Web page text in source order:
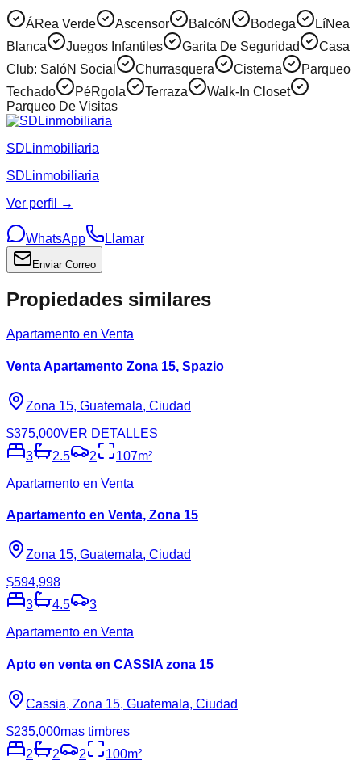
ÁRea Verde Ascensor BalcóN Bodega
LíNea
Blanca
Juegos Infantiles Garita De Seguridad
Casa
Club: SalóN Social
Churrasquera Cisterna
Parqueo
Techado
PéRgola Terraza
Walk-In Closet
Parqueo De Visitas
SDLinmobiliaria
SDLinmobiliaria
Ver perfil →
WhatsApp Llamar
Enviar Correo
Propiedades similares
Apartamento en Venta
Venta Apartamento Zona 15, Spazio
Zona 15, Guatemala, Ciudad
$375,000VER DETALLES
3
2.5 2 107m²
Apartamento en Venta
Apartamento en Venta, Zona 15
Zona 15, Guatemala, Ciudad
$594,998
3
4.5
3
Apartamento en Venta
Apto en venta en CASSIA zona 15
Cassia, Zona 15, Guatemala, Ciudad
$235,000mas timbres
2
2 2 100m²